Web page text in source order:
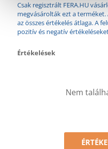
Csak regisztrált FERA.HU
megvásárolták ezt a
az összes értékelés átlaga. A
pozitív és negatív
Értékelések
Nem